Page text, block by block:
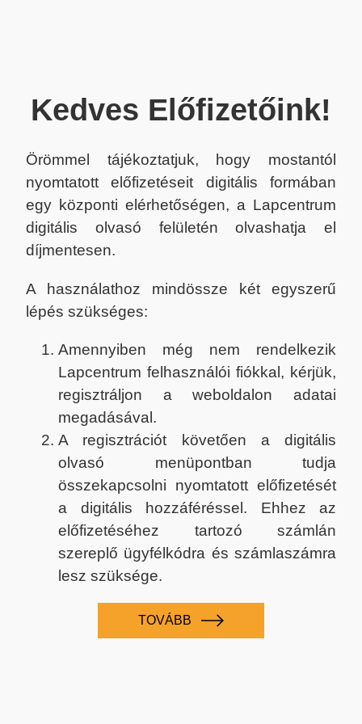
Kedves Előfizetőink!
Örömmel tájékoztatjuk, hogy mostantól
nyomtatott előfizetéseit digitális formában
egy központi elérhetőségen, a Lapcentrum
digitális olvasó felületén olvashatja el
díjmentesen.
A használathoz mindössze két egyszerű
lépés szükséges:
Amennyiben még nem rendelkezik
Lapcentrum felhasználói fiókkal, kérjük,
regisztráljon a weboldalon adatai
megadásával.
A regisztrációt követően a digitális
olvasó menüpontban tudja
összekapcsolni nyomtatott előfizetését
a digitális hozzáféréssel. Ehhez az
előfizetéséhez tartozó számlán
szereplő ügyfélkódra és számlaszámra
lesz szüksége.
TOVÁBB